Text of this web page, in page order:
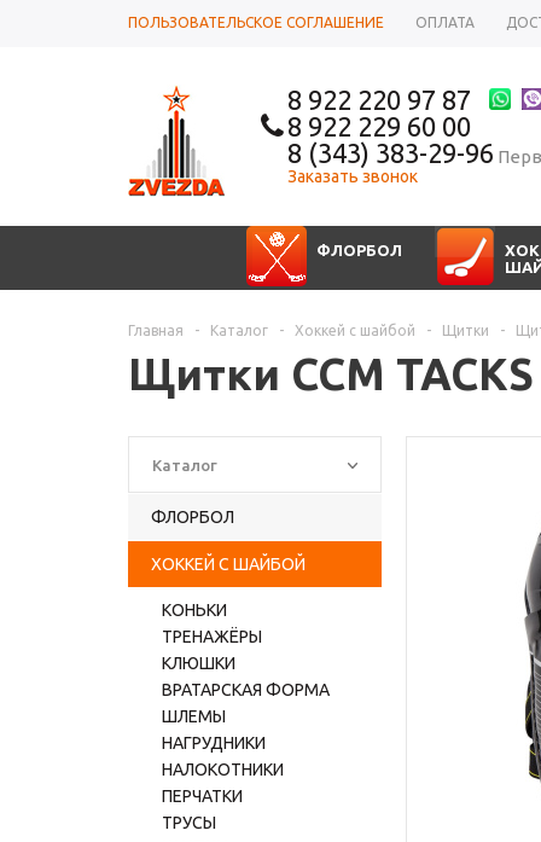
ПОЛЬЗОВАТЕЛЬСКОЕ СОГЛАШЕНИЕ ОПЛАТА
8 922 220 97 87
8 922 229 60 00
8 (343) 383-29-96
Заказать звонок
ФЛОРБОЛ
Главная - Каталог - Хоккей с шайбой - Щитки -
Щитки CCM
Каталог
ФЛОРБОЛ
ХОККЕЙ С ШАЙБОЙ
КОНЬКИ
ТРЕНАЖЁРЫ
КЛЮШКИ
ВРАТАРСКАЯ ФОРМА
ШЛЕМЫ
НАГРУДНИКИ
НАЛОКОТНИКИ
ПЕРЧАТКИ
ТРУСЫ